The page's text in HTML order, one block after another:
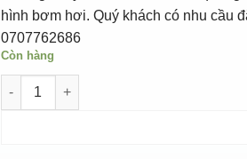
hình bơm hơi. Quý khách có nhu cầu
0707762686
Còn hàng
RỐI HƠI BÉ THỎ ĂN VẶT quantity